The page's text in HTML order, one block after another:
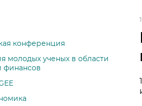
конференция
молодых ученых в области
финансов